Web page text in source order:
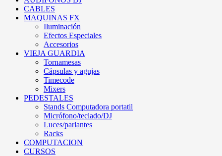
CABLES
MAQUINAS FX
Iluminación
Efectos Especiales
Accesorios
VIEJA GUARDIA
Tornamesas
Cápsulas y agujas
Timecode
Mixers
PEDESTALES
Stands Computadora portatil
Micrófono/teclado/DJ
Luces/parlantes
Racks
COMPUTACION
CURSOS